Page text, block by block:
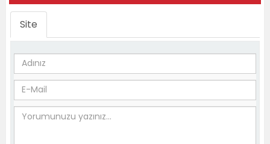
Site